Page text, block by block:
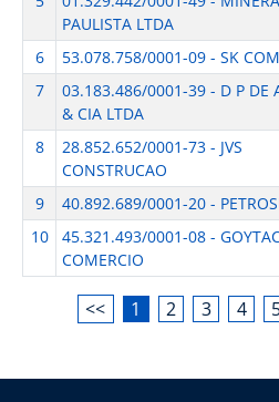
PAULISTA LTDA
6 53.078.758/0001-09 - SK
7
03.183.486/0001-39 - D P DE
& CIA LTDA
8
28.852.652/0001-73 - JVS
CONSTRUCAO
9 40.892.689/0001-20 -
10
45.321.493/0001-08 -
COMERCIO
<< 1 2 3 4